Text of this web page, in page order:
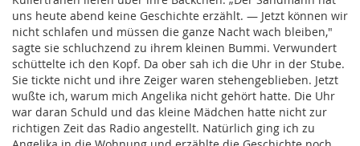
uns heute abend keine Geschichte erzählt. — Jetzt können wir
nicht schlafen und müssen die ganze Nacht wach bleiben,"
sagte sie schluchzend zu ihrem kleinen Bummi. Verwundert
schüttelte ich den Kopf. Da ober sah ich die Uhr in der Stube.
Sie tickte nicht und ihre Zeiger waren stehengeblieben. Jetzt
wußte ich, warum mich Angelika nicht gehört hatte. Die Uhr
war daran Schuld und das kleine Mädchen hatte nicht zur
richtigen Zeit das Radio angestellt. Natürlich ging ich zu